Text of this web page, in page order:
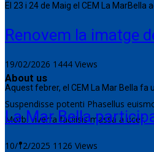
About us
Suspendisse potenti Phasellus
Morbi viverra facilisis massa a ucer.
El 23 i 24 de Maig el CEM La
Renovem la imatge
19/02/2026 1444 Views
Aquest febrer, el CEM La Mar Bella fa
La Mar Bella
10/12/2025 1126 Views